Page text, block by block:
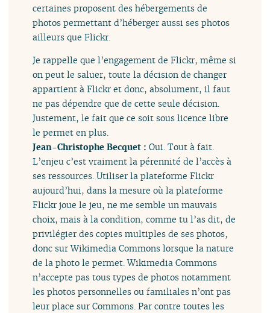
certaines proposent des hébergements de
photos permettant d’héberger aussi ses photos
ailleurs que Flickr.
Je rappelle que l’engagement de Flickr, même si
on peut le saluer, toute la décision de changer
appartient à Flickr et donc, absolument, il faut
ne pas dépendre que de cette seule décision.
Justement, le fait que ce soit sous licence libre
le permet en plus.
Jean-Christophe Becquet :Oui. Tout à fait.
L’enjeu c’est vraiment la pérennité de l’accès à
ses ressources. Utiliser la plateforme Flickr
aujourd’hui, dans la mesure où la plateforme
Flickr joue le jeu, ne me semble un mauvais
choix, mais à la condition, comme tu l’as dit, de
privilégier des copies multiples de ses photos,
donc sur Wikimedia Commons lorsque la nature
de la photo le permet. Wikimedia Commons
n’accepte pas tous types de photos notamment
les photos personnelles ou familiales n’ont pas
leur place sur Commons. Par contre toutes les